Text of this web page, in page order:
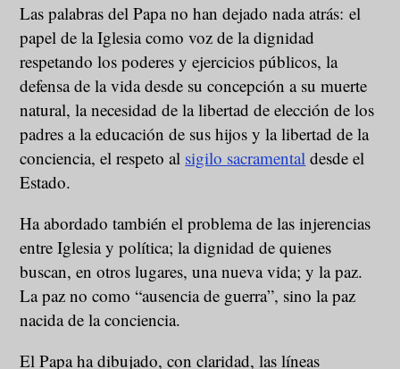
Las palabras del Papa no han dejado nada atrás: el
papel de la Iglesia como voz de la dignidad
respetando los poderes y ejercicios públicos, la
defensa de la vida desde su concepción a su muerte
natural, la necesidad de la libertad de elección de los
padres a la educación de sus hijos y la libertad de la
conciencia, el respeto al sigilo sacramental desde el
Estado.
Ha abordado también el problema de las injerencias
entre Iglesia y política; la dignidad de quienes
buscan, en otros lugares, una nueva vida; y la paz.
La paz no como “ausencia de guerra”, sino la paz
nacida de la conciencia.
El Papa ha dibujado, con claridad, las líneas